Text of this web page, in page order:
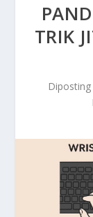
TRIK